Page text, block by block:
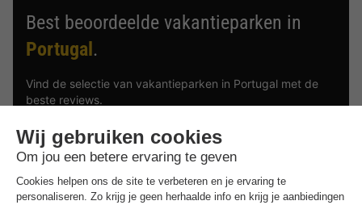
Best beoordeelde vakantieparken in
Portugal .
Vind de selectie van vakantieparken in Portugal met de
beste reviews.